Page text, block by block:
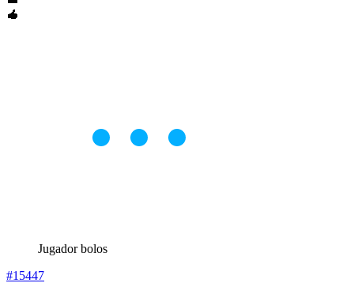
Jugador bolos
#15447